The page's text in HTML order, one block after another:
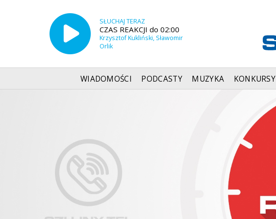
SŁUCHAJ TERAZ
CZAS REAKCJI do 02:00
Krzysztof Kukliński, Sławomir
Orlik
WIADOMOŚCI PODCASTY MUZYKA KONKURSY